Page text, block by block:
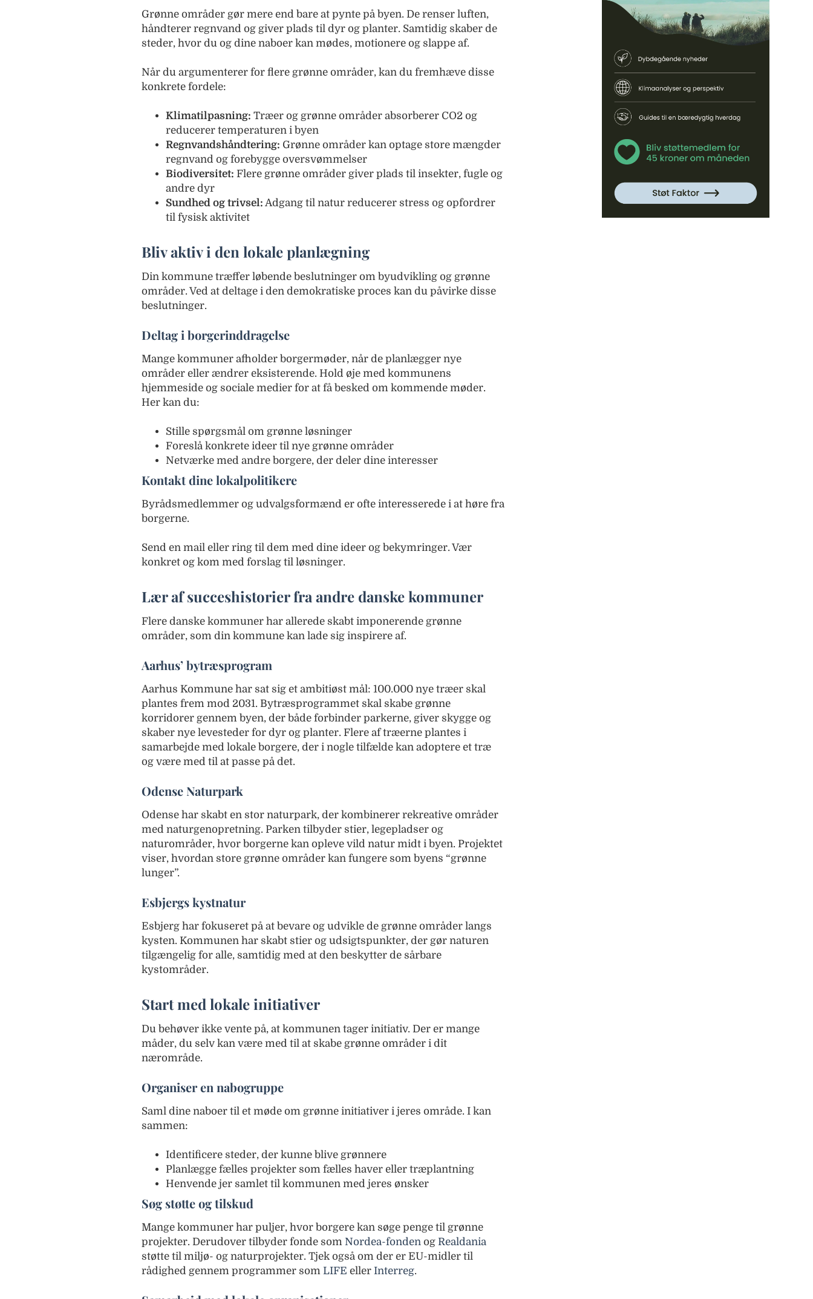
Grønne områder gør mere end bare at pynte på byen. De renser luften,
håndterer regnvand og giver plads til dyr og planter. Samtidig skaber de
steder, hvor du og dine naboer kan mødes, motionere og slappe af.
Når du argumenterer for flere grønne områder, kan du fremhæve disse
konkrete fordele:
Klimatilpasning: Træer og grønne områder absorberer CO2 og
reducerer temperaturen i byen
Regnvandshåndtering: Grønne områder kan optage store mængder
regnvand og forebygge oversvømmelser
Biodiversitet: Flere grønne områder giver plads til insekter, fugle og
andre dyr
Sundhed og trivsel: Adgang til natur reducerer stress og opfordrer
til fysisk aktivitet
Bliv aktiv i den lokale planlægning
Din kommune træffer løbende beslutninger om byudvikling og grønne
områder. Ved at deltage i den demokratiske proces kan du påvirke disse
beslutninger.
Deltag i borgerinddragelse
Mange kommuner afholder borgermøder, når de planlægger nye
områder eller ændrer eksisterende. Hold øje med kommunens
hjemmeside og sociale medier for at få besked om kommende møder.
Her kan du:
Stille spørgsmål om grønne løsninger
Foreslå konkrete ideer til nye grønne områder
Netværke med andre borgere, der deler dine interesser
Kontakt dine lokalpolitikere
Byrådsmedlemmer og udvalgsformænd er ofte interesserede i at høre fra
borgerne.
Send en mail eller ring til dem med dine ideer og bekymringer. Vær
konkret og kom med forslag til løsninger.
Lær af succeshistorier fra andre danske kommuner
Flere danske kommuner har allerede skabt imponerende grønne
områder, som din kommune kan lade sig inspirere af.
Aarhus’ bytræsprogram
Aarhus Kommune har sat sig et ambitiøst mål: 100.000 nye træer skal
plantes frem mod 2031. Bytræsprogrammet skal skabe grønne
korridorer gennem byen, der både forbinder parkerne, giver skygge og
skaber nye levesteder for dyr og planter. Flere af træerne plantes i
samarbejde med lokale borgere, der i nogle tilfælde kan adoptere et træ
og være med til at passe på det.
Odense Naturpark
Odense har skabt en stor naturpark, der kombinerer rekreative områder
med naturgenopretning. Parken tilbyder stier, legepladser og
naturområder, hvor borgerne kan opleve vild natur midt i byen. Projektet
viser, hvordan store grønne områder kan fungere som byens “grønne
lunger”.
Esbjergs kystnatur
Esbjerg har fokuseret på at bevare og udvikle de grønne områder langs
kysten. Kommunen har skabt stier og udsigtspunkter, der gør naturen
tilgængelig for alle, samtidig med at den beskytter de sårbare
kystområder.
Start med lokale initiativer
Du behøver ikke vente på, at kommunen tager initiativ. Der er mange
måder, du selv kan være med til at skabe grønne områder i dit
nærområde.
Organiser en nabogruppe
Saml dine naboer til et møde om grønne initiativer i jeres område. I kan
sammen:
Identificere steder, der kunne blive grønnere
Planlægge fælles projekter som fælles haver eller træplantning
Henvende jer samlet til kommunen med jeres ønsker
Søg støtte og tilskud
Mange kommuner har puljer, hvor borgere kan søge penge til grønne
projekter. Derudover tilbyder fonde som Nordea-fondenog Realdania
støtte til miljø- og naturprojekter. Tjek også om der er EU-midler til
rådighed gennem programmer som LIFE eller Interreg.